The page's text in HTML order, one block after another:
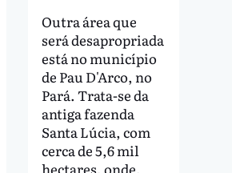
Outra área que
será desapropriada
está no município
de Pau D'Arco, no
Pará. Trata-se da
antiga fazenda
Santa Lúcia, com
cerca de 5,6 mil
hectares, onde,